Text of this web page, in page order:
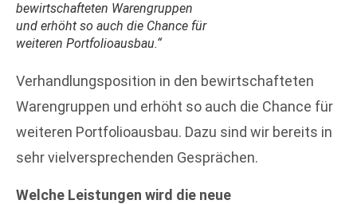
bewirtschafteten Warengruppen
und erhöht so auch die Chance für
weiteren Portfolioausbau.“
Verhandlungsposition in den bewirtschafteten
Warengruppen und erhöht so auch die Chance für
weiteren Portfolioausbau. Dazu sind wir bereits in
sehr vielversprechenden Gesprächen.
Welche Leistungen wird die neue